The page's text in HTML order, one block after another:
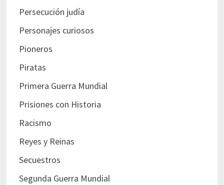
Persecución judía
Personajes curiosos
Pioneros
Piratas
Primera Guerra Mundial
Prisiones con Historia
Racismo
Reyes y Reinas
Secuestros
Segunda Guerra Mundial